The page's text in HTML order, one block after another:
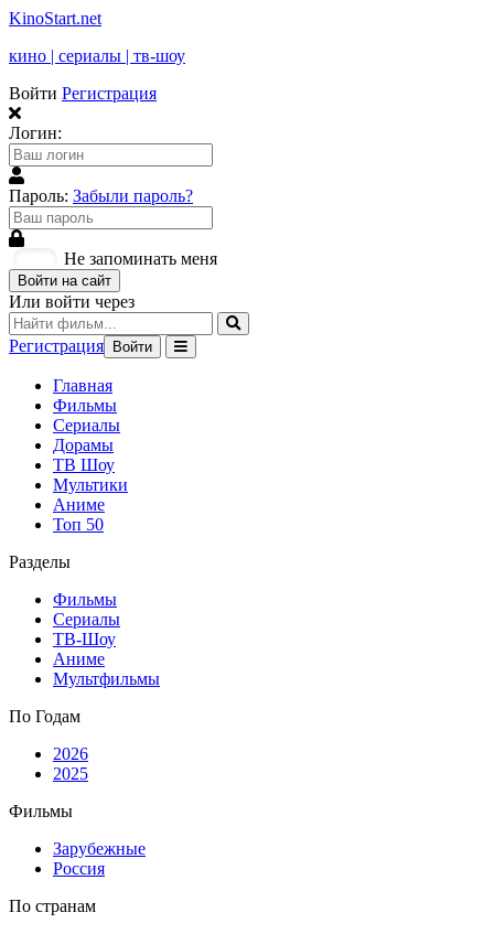
KinoStart.net
кино | сериалы | тв-шоу
Войти Регистрация
Логин:
Пароль: Забыли пароль?
Не запоминать меня
Войти на сайт
Или войти через
Регистрация Войти
Главная
Фильмы
Сериалы
Дорамы
ТВ Шоу
Мультики
Аниме
Топ 50
Разделы
Фильмы
Сериалы
ТВ-Шоу
Аниме
Мультфильмы
По Годам
2026
2025
Фильмы
Зарубежные
Россия
По странам